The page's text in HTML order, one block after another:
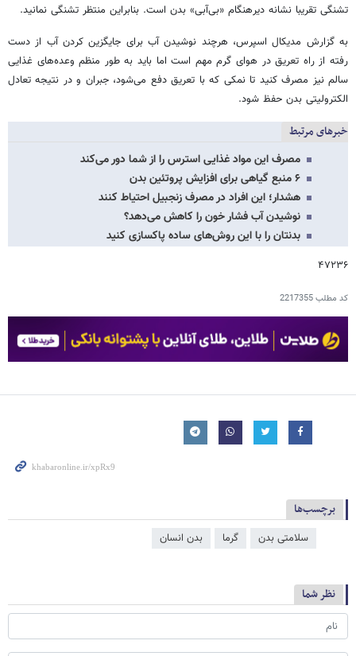
تشنگی تقریبا نشانه دیرهنگام «بی‌آبی» بدن است. بنابراین منتظر تشنگی نمانید.
به گزارش مدیکال اسپرس، هرچند نوشیدن آب برای جایگزین کردن آب از دست‌
رفته از راه تعریق در هوای گرم مهم است اما باید به‌ طور منظم وعده‌های غذایی
سالم نیز مصرف کنید تا نمکی که با تعریق دفع می‌شود، جبران و در نتیجه تعادل
الکترولیتی بدن حفظ شود.
خبرهای مرتبط
مصرف این مواد غذایی استرس را از شما دور می‌کند
۶ منبع گیاهی برای افزایش پروتئین بدن
هشدار؛ این افراد در مصرف زنجبیل احتیاط کنند
نوشیدن آب فشار خون را کاهش می‌دهد؟
بدنتان را با این روش‌های ساده پاکسازی کنید
۴۷۲۳۶
کد مطلب2217355
برچسب‌ها
سلامتی بدن گرما بدن انسان
نظر شما